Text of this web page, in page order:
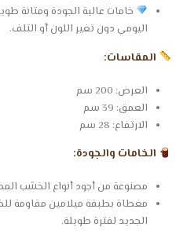
خامات عالية الجودة ومتانة
اليومي دون تغير اللون أو التلف.
المقاسات:
العرض: 200 سم
العمق: 39 سم
الارتفاع: 28 سم
الخامات والجودة:
مصنوعة من أجود أنواع الخشب
مغطاة بطبقة ميلامين مقاومة
الجديد لفترة طويلة.